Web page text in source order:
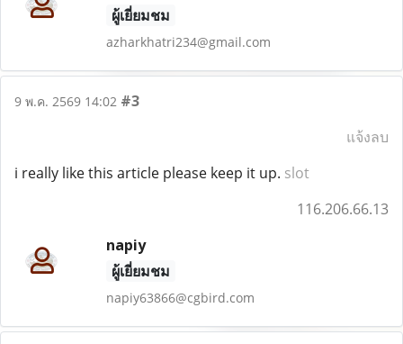
ผู้เยี่ยมชม
azharkhatri234@gmail.com
9 พ.ค. 2569 14:02 #3
แจ้งลบ
i really like this article please keep it up. slot
116.206.66.13
napiy
ผู้เยี่ยมชม
napiy63866@cgbird.com